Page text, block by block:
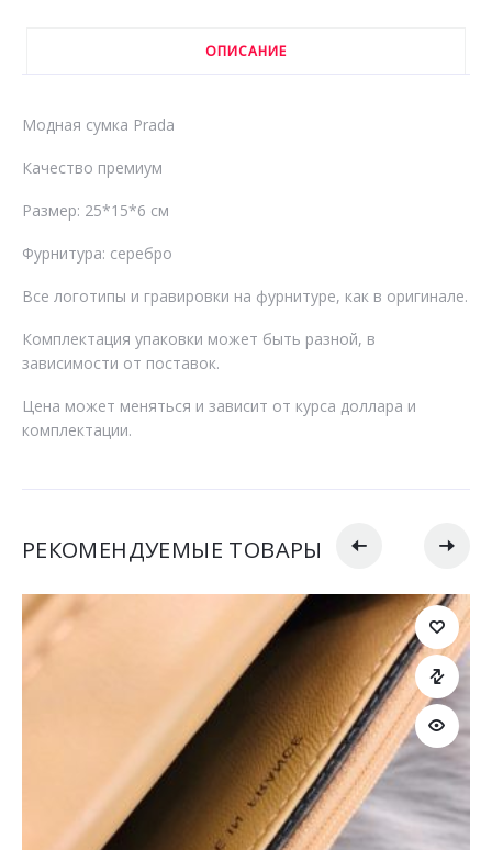
ОПИСАНИЕ
Модная сумка Prada
Качество премиум
Размер: 25*15*6 см
Фурнитура: серебро
Все логотипы и гравировки на фурнитуре, как в оригинале.
Комплектация упаковки может быть разной, в
зависимости от поставок.
Цена может меняться и зависит от курса доллара и
комплектации.
РЕКОМЕНДУЕМЫЕ ТОВАРЫ